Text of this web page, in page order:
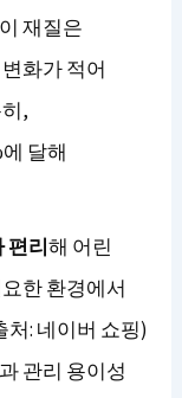
재질은
화가 적어
,
달해
편리해 어린
한 환경에서
: 네이버 쇼핑)
관리 용이성